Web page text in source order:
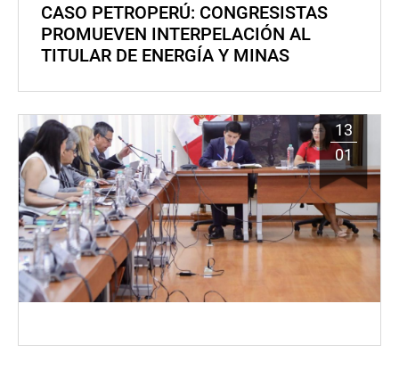
CASO PETROPERÚ: CONGRESISTAS
PROMUEVEN INTERPELACIÓN AL
TITULAR DE ENERGÍA Y MINAS
13
01